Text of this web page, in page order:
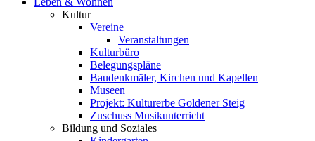
Kultur
Vereine
Veranstaltungen
Kulturbüro
Belegungspläne
Baudenkmäler, Kirchen und Kapellen
Museen
Projekt: Kulturerbe Goldener Steig
Zuschuss Musikunterricht
Bildung und Soziales